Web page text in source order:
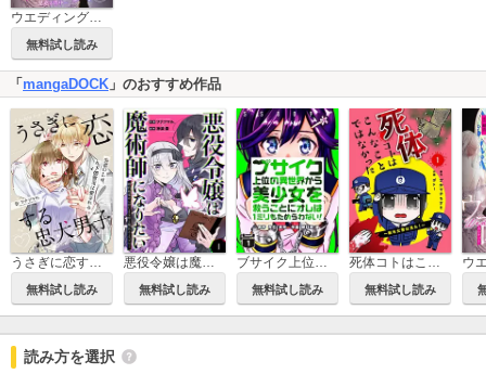
ウエディング四重奏～見送る背中～
無料試し読み
「 mangaDOCK 」のおすすめ作品
うさぎに恋する忠犬男子～失恋OLは、年下御曹司に愛される～【合冊版】
無料試し読み
悪役令嬢は魔術師になりたい～婚約破棄からはじまる恋と魔法とミステリー～【合冊版】
無料試し読み
ブサイク上位の異世界から美少女を救うことにオレは1ミリもためらわない！
無料試し読み
死体コトはこんなことではなかった～新米女警は見た！～
無料試し読み
読み方を選択